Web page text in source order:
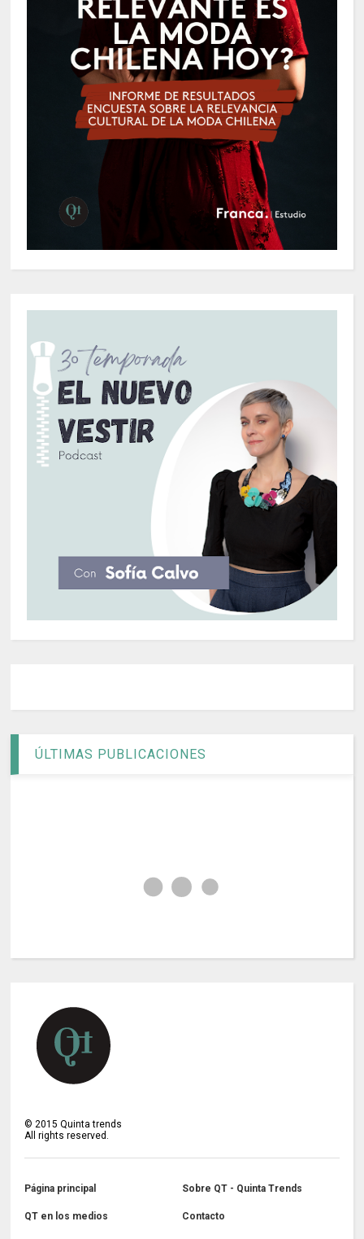
ÚLTIMAS PUBLICACIONES
©2015 Quinta trends
All rights reserved.
Página principal Sobre QT - Quinta Trends
QT en los medios Contacto